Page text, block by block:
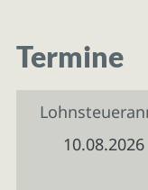
Termine
10.08.2026